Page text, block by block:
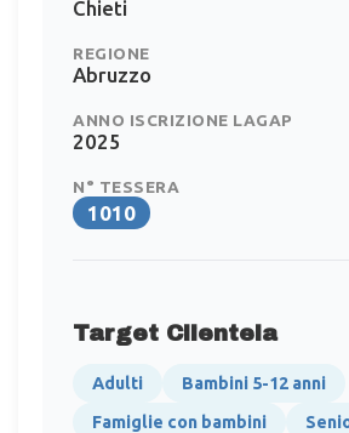
Chieti
REGIONE
Abruzzo
ANNO ISCRIZIONE LAGAP
2025
N° TESSERA
1010
Target Clientela
Adulti
Bambini 5-12 anni
Famiglie con bambini